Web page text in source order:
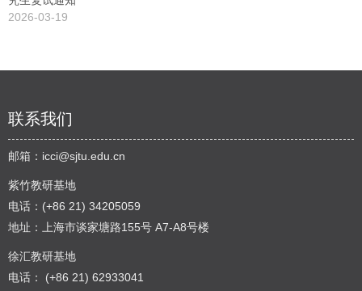
2026-03-19
联系我们
邮箱： icci@sjtu.edu.cn
紫竹教研基地
电话：(+86 21) 34205059
地址：上海市谈家塘路155号 A7-A8号楼
徐汇教研基地
电话： (+86 21) 62933041